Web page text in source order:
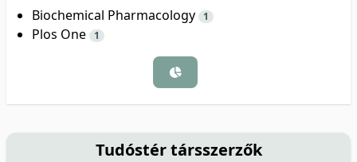
Biochemical Pharmacology 1
Plos One 1
Tudóstér társszerzők